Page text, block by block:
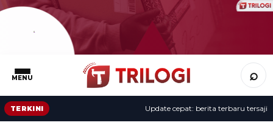
MENU ⌕
TERKINI Update cepat: berita terbaru tersaji